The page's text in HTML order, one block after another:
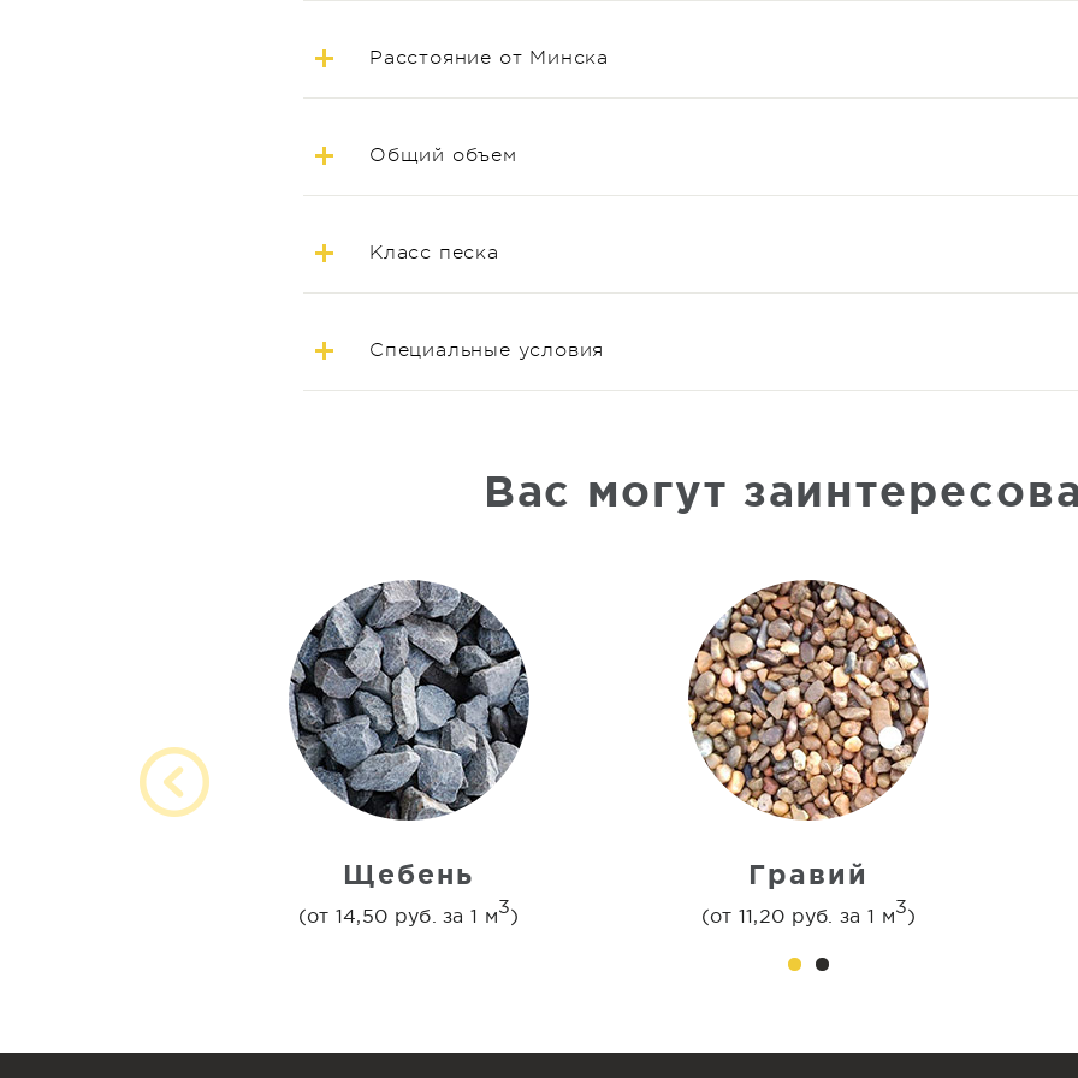
Расстояние от Минска
Общий объем
Класс песка
Специальные условия
Вас могут
Щебень
(от 14,50 руб. за 1 м
3
)
Гравий
(от 11,20 руб. за 1 м
3
)